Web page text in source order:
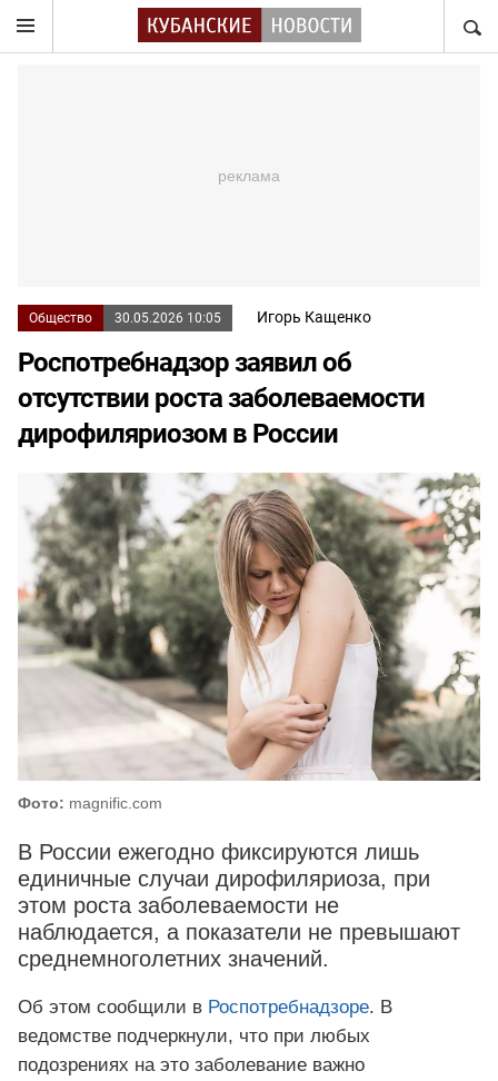
Общество 30.05.2026 10:05 Игорь Кащенко
Роспотребнадзор заявил об
отсутствии роста заболеваемости
дирофиляриозом в России
Фото: magnific.com
В России ежегодно фиксируются лишь
единичные случаи дирофиляриоза, при
этом роста заболеваемости не
наблюдается, а показатели не превышают
среднемноголетних значений.
Об этом сообщили в Роспотребнадзоре. В
ведомстве подчеркнули, что при любых
подозрениях на это заболевание важно